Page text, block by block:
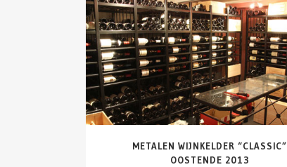
DETAILS ZIEN
METALEN WIJNKELDER “CLASSIC”
OOSTENDE 2013